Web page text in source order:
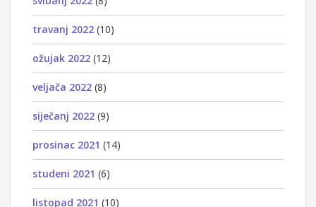
travanj 2022 (10)
ožujak 2022 (12)
veljača 2022 (8)
siječanj 2022 (9)
prosinac 2021 (14)
studeni 2021 (6)
listopad 2021 (10)